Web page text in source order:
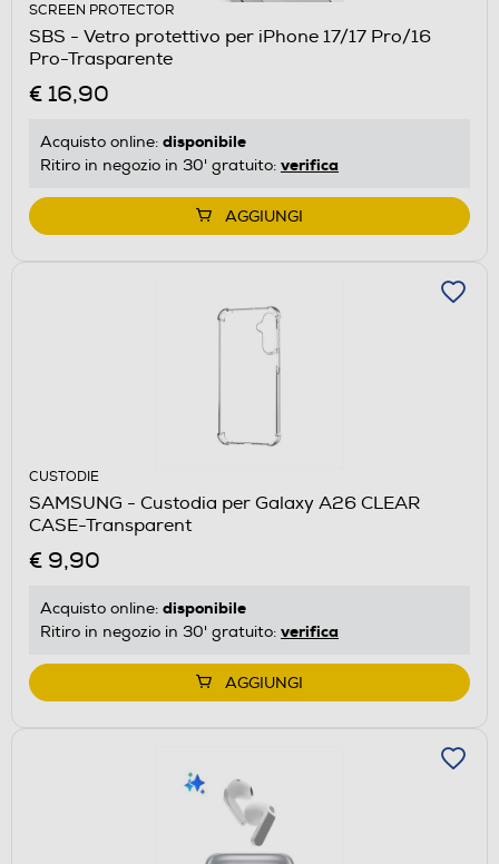
SCREEN PROTECTOR
SBS - Vetro protettivo per iPhone 17/17 Pro/16
Pro-Trasparente
€ 16,90
Acquisto online: disponibile
Ritiro in negozio in 30' gratuito: verifica
AGGIUNGI
CUSTODIE
SAMSUNG - Custodia per Galaxy A26 CLEAR
CASE-Transparent
€ 9,90
Acquisto online: disponibile
Ritiro in negozio in 30' gratuito: verifica
AGGIUNGI